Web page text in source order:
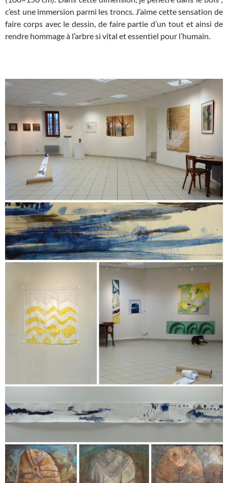
c’est une immersion parmi les troncs. J’aime cette sensation de
faire corps avec le dessin, de faire partie d’un tout et ainsi de
rendre hommage à l’arbre si vital et essentiel pour l’humain.